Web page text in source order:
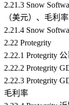
2.21.3 Snow
（美元）、毛利率
2.21.4 Snow
2.22 Protegrity
2.22.1 Protegrity
2.22.2 Protegrity
2.22.3 Protegrity
毛利率